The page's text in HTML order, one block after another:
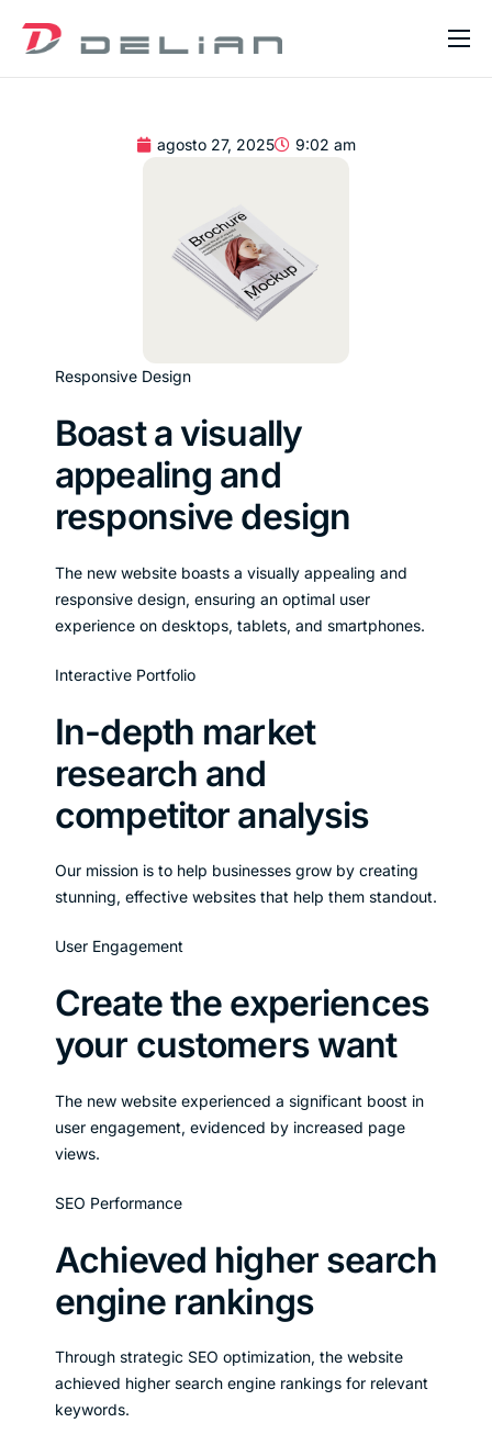
Home
agosto 27, 2025 9:02 am
Responsive Design
Boast a visually
appealing and
responsive design
The new website boasts a visually appealing and
responsive design, ensuring an optimal user
experience on desktops, tablets, and smartphones.
Interactive Portfolio
In-depth market
research and
competitor analysis
Our mission is to help businesses grow by creating
stunning, effective websites that help them standout.
User Engagement
Create the experiences
your customers want
The new website experienced a significant boost in
user engagement, evidenced by increased page
views.
SEO Performance
Achieved higher search
engine rankings
Through strategic SEO optimization, the website
achieved higher search engine rankings for relevant
keywords.